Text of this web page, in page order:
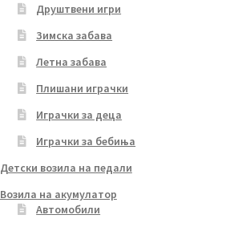
Друштвени игри
Зимска забава
Летна забава
Плишани играчки
Играчки за деца
Играчки за бебиња
Детски возила на педали
Возила на акумулатор
Автомобили